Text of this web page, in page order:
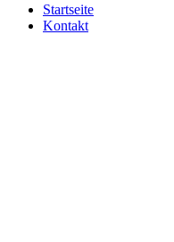
Startseite
Kontakt